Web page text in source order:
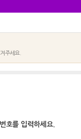
주세요.
호를 입력하세요.